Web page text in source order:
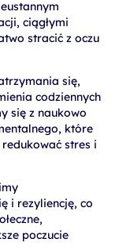
ciągłymi
stracić z oczu
się,
codziennych
się z naukowo
które
stres i
i rezyliencję, co
poczucie